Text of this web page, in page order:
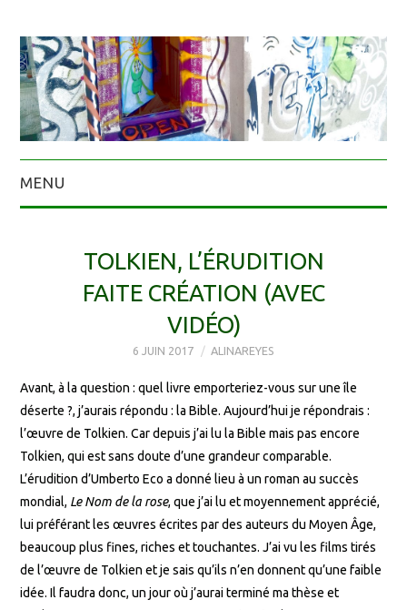
MENU
TOLKIEN, L’ÉRUDITION
FAITE CRÉATION (AVEC
VIDÉO)
6 JUIN 2017 ALINAREYES
Avant, à la question : quel livre emporteriez-vous sur une île
déserte ?, j’aurais répondu : la Bible. Aujourd’hui je répondrais :
l’œuvre de Tolkien. Car depuis j’ai lu la Bible mais pas encore
Tolkien, qui est sans doute d’une grandeur comparable.
L’érudition d’Umberto Eco a donné lieu à un roman au succès
mondial, Le Nom de la rose, que j’ai lu et moyennement apprécié,
lui préférant les œuvres écrites par des auteurs du Moyen Âge,
beaucoup plus fines, riches et touchantes. J’ai vu les films tirés
de l’œuvre de Tolkien et je sais qu’ils n’en donnent qu’une faible
idée. Il faudra donc, un jour où j’aurai terminé ma thèse et